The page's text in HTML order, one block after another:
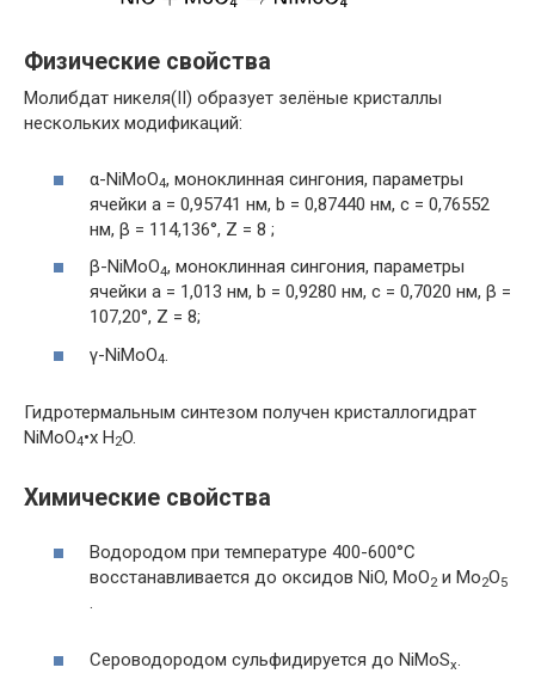
Физические свойства
Молибдат никеля(II) образует зелёные кристаллы
нескольких модификаций:
α-NiMoO4, моноклинная сингония, параметры
ячейки a = 0,95741 нм, b = 0,87440 нм, c = 0,76552
нм, β = 114,136°, Z = 8 ;
β-NiMoO4, моноклинная сингония, параметры
ячейки a = 1,013 нм, b = 0,9280 нм, c = 0,7020 нм, β =
107,20°, Z = 8;
γ-NiMoO4.
Гидротермальным синтезом получен кристаллогидрат
NiMoO4•x H2O.
Химические свойства
Водородом при температуре 400-600°С
восстанавливается до оксидов NiO, MoO2 и Mo2O5
.
Сероводородом сульфидируется до NiMoSx.